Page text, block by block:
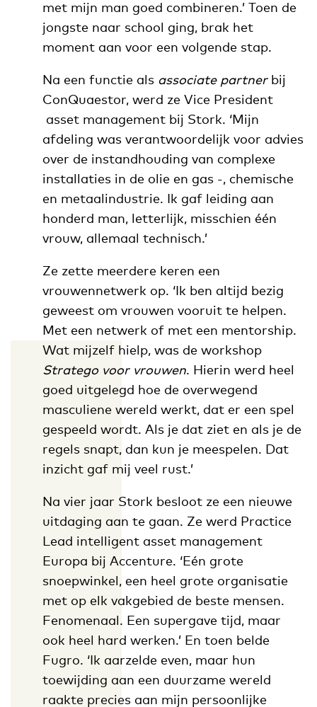
met mijn man goed combineren.’ Toen de
jongste naar school ging, brak het
moment aan voor een volgende stap.
Na een functie als associate partnerbij
ConQuaestor, werd ze Vice President
asset management bij Stork. ‘Mijn
afdeling was verantwoordelijk voor advies
over de instandhouding van complexe
installaties in de olie en gas -, chemische
en metaalindustrie. Ik gaf leiding aan
honderd man, letterlijk, misschien één
vrouw, allemaal technisch.’
Ze zette meerdere keren een
vrouwennetwerk op. ‘Ik ben altijd bezig
geweest om vrouwen vooruit te helpen.
Met een netwerk of met een mentorship.
Wat mijzelf hielp, was de workshop
Stratego voor vrouwen. Hierin werd heel
goed uitgelegd hoe de overwegend
masculiene wereld werkt, dat er een spel
gespeeld wordt. Als je dat ziet en als je de
regels snapt, dan kun je meespelen. Dat
inzicht gaf mij veel rust.’
Na vier jaar Stork besloot ze een nieuwe
uitdaging aan te gaan. Ze werd Practice
Lead intelligent asset management
Europa bij Accenture. ‘Eén grote
snoepwinkel, een heel grote organisatie
met op elk vakgebied de beste mensen.
Fenomenaal. Een supergave tijd, maar
ook heel hard werken.’ En toen belde
Fugro. ‘Ik aarzelde even, maar hun
toewijding aan een duurzame wereld
raakte precies aan mijn persoonlijke